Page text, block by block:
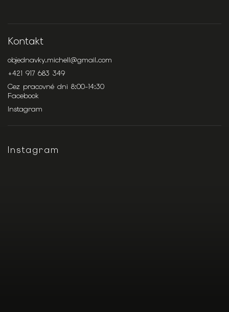
Kontakt
objednavky.michell@gmail.com
+421 917 683 349
Cez pracovné dni 8:00-14:30
Facebook
Instagram
Instagram